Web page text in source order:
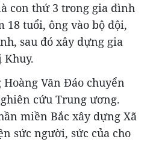
con thứ 3 trong gia đình
18 tuổi, ông vào bộ đội,
sau đó xây dựng gia
Văn Đáo chuyển
cứu Trung ương.
miền Bắc xây dựng Xã
sức người, sức của cho